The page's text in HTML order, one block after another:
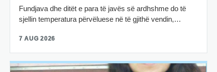
Fundjava dhe ditët e para të javës së ardhshme do të
sjellin temperatura përvëluese në të gjithë vendin,…
7 AUG 2026